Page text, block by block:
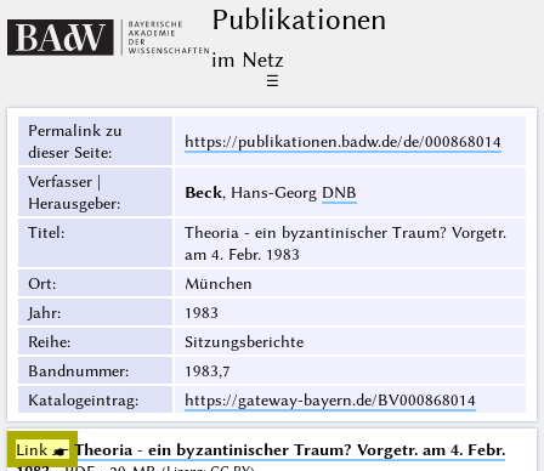
Publikationen
im Netz
☰
Permalink zu
dieser Seite:
https://publikationen.badw.de/de/000868014
Verfasser |
Herausgeber:
Beck, Hans-Georg DNB
Titel:
Theoria - ein byzantinischer Traum? Vorgetr.
am 4. Febr. 1983
Ort:
München
Jahr:
1983
Reihe:
Sitzungsberichte
Bandnummer:
1983,7
Katalogeintrag: https://gateway-bayern.de/BV000868014
Link ☛ Theoria - ein byzantinischer Traum? Vorgetr. am 4. Febr.